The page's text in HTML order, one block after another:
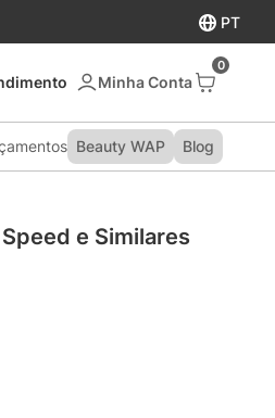
PT
0
Beauty WAP Blog
e Similares